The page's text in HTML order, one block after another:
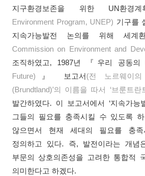
지구환경보존을 위한 UN환경계
Environment Program, UNEP) 기구를
지속가능발전 논의를 위해 세계환
Commission on Environment and
조직하였고, 1987년 『우리 공동의
Future) 』 보고서(전 노르웨이
(Brundtland)’의 이름을 따서 ‘브룬트란
발간하였다. 이 보고서에서 ‘지속가능
그들의 필요를 충족시킬 수 있도록
않으면서 현재 세대의 필요를 충족
정의하고 있다. 즉, 발전이라는 개념
부문의 상호의존성을 고려한 통합적
의미한다고 하겠다.